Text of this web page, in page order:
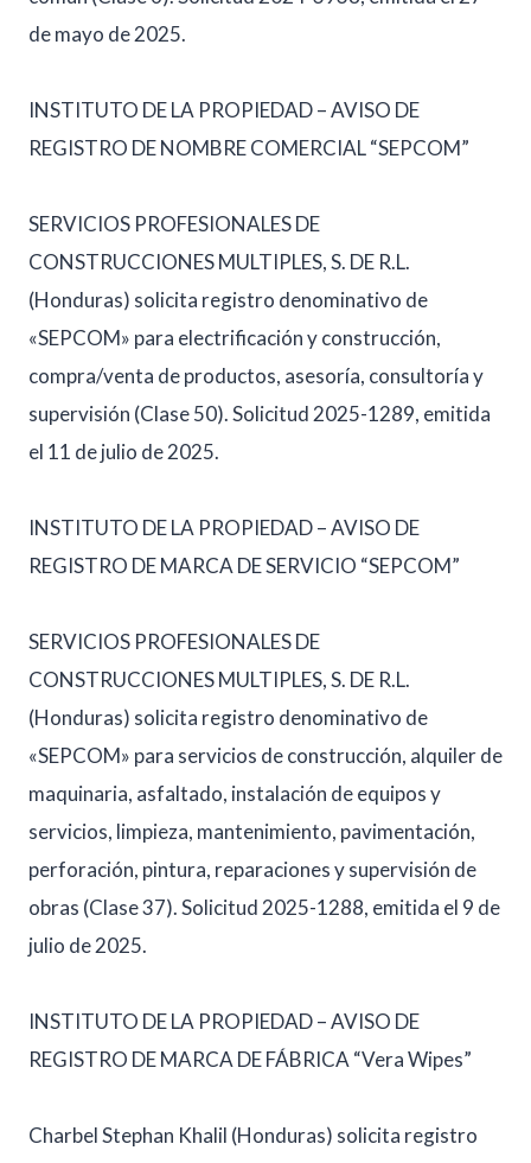
de mayo de 2025.
INSTITUTO DE LA PROPIEDAD – AVISO DE
REGISTRO DE NOMBRE COMERCIAL “SEPCOM”
SERVICIOS PROFESIONALES DE
CONSTRUCCIONES MULTIPLES, S. DE R.L.
(Honduras) solicita registro denominativo de
«SEPCOM» para electrificación y construcción,
compra/venta de productos, asesoría, consultoría y
supervisión (Clase 50). Solicitud 2025-1289, emitida
el 11 de julio de 2025.
INSTITUTO DE LA PROPIEDAD – AVISO DE
REGISTRO DE MARCA DE SERVICIO “SEPCOM”
SERVICIOS PROFESIONALES DE
CONSTRUCCIONES MULTIPLES, S. DE R.L.
(Honduras) solicita registro denominativo de
«SEPCOM» para servicios de construcción, alquiler de
maquinaria, asfaltado, instalación de equipos y
servicios, limpieza, mantenimiento, pavimentación,
perforación, pintura, reparaciones y supervisión de
obras (Clase 37). Solicitud 2025-1288, emitida el 9 de
julio de 2025.
INSTITUTO DE LA PROPIEDAD – AVISO DE
REGISTRO DE MARCA DE FÁBRICA “Vera Wipes”
Charbel Stephan Khalil (Honduras) solicita registro